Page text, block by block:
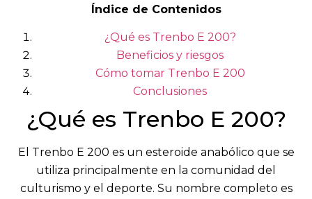
Índice de Contenidos
¿Qué es Trenbo E 200?
Beneficios y riesgos
Cómo tomar Trenbo E 200
Conclusiones
¿Qué es Trenbo E 200?
El Trenbo E 200 es un esteroide anabólico que se
utiliza principalmente en la comunidad del
culturismo y el deporte. Su nombre completo es